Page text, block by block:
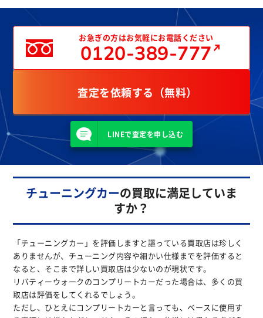
お急ぎの方はお気軽にお電話ください
0120-389-777
査定を依頼する（無料）
LINEで査定を申し込む
チューニングカーの買取に満足していま
すか？
「チューニングカー」を評価しますと謳っている買取店は珍しく
ありませんが、チューニング内容や細かい仕様までを評価すると
なると、そこまで詳しい買取店は少ないのが現状です。
リバティーウォークのコンプリートカーだった場合は、多くの買
取店は評価をしてくれるでしょう。
ただし、ひとえにコンプリートカーと言っても、ベースに使用す